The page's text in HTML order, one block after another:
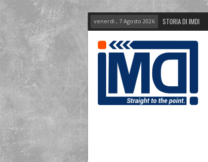
venerdì , 7 Agosto 2026 STORIA DI IMDI